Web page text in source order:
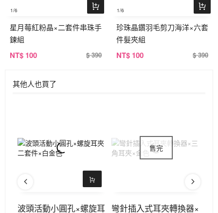
1/6
星月莓紅粉晶×二套件串珠手
鍊組
NT$ 100 $ 390
1/6
珍珠晶鑽羽毛剪刀海洋×六套
件髮夾組
NT$ 100 $ 390
其他人也買了
波頭活動小圓孔×螺旋耳 彎針插入式耳夾轉換器×